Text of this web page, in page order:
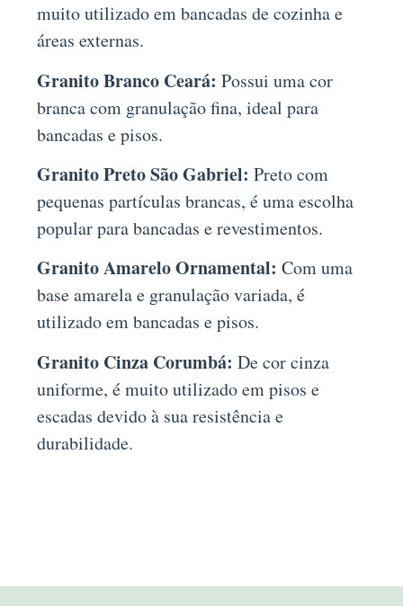
muito utilizado em bancadas de cozinha e
áreas externas.
Granito Branco Ceará: Possui uma cor
branca com granulação fina, ideal para
bancadas e pisos.
Granito Preto São Gabriel: Preto com
pequenas partículas brancas, é uma escolha
popular para bancadas e revestimentos.
Granito Amarelo Ornamental: Com uma
base amarela e granulação variada, é
utilizado em bancadas e pisos.
Granito Cinza Corumbá: De cor cinza
uniforme, é muito utilizado em pisos e
escadas devido à sua resistência e
durabilidade.